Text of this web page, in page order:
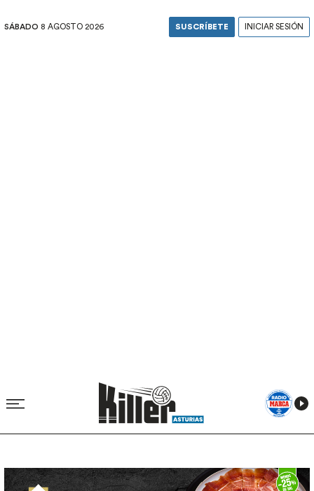
SÁBADO 8 AGOSTO 2026 SUSCRÍBETE INICIAR SESIÓN
Image